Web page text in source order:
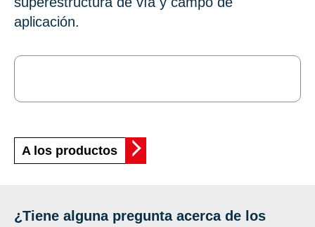
aplicación.
A los productos
¿Tiene alguna pregunta acerca de los